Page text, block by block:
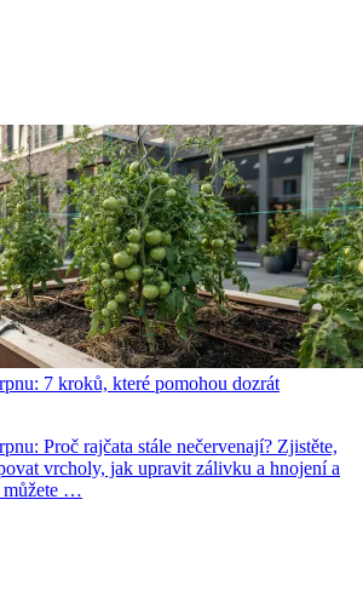
7 kroků, které pomohou dozrát
Proč rajčata stále nečervenají? Zjistěte,
vrcholy, jak upravit zálivku a hnojení a
můžete …